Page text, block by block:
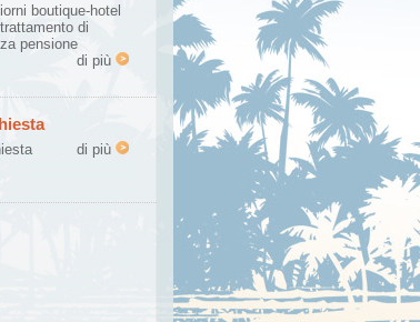
boutique-hotel
trattamento di
pensione
di più
di più